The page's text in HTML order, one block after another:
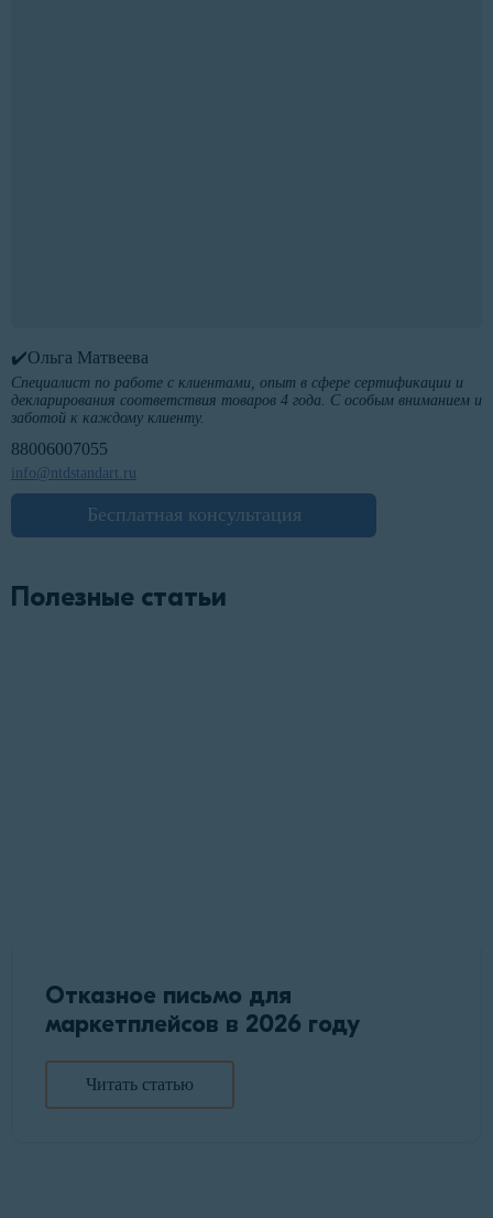
✔️Ольга Матвеева
Специалист по работе с клиентами, опыт в сфере сертификации и
декларирования соответствия товаров 4 года. С особым вниманием и
заботой к каждому клиенту.
88006007055
info@ntdstandart.ru
Бесплатная консультация
Полезные статьи
Отказное письмо для
маркетплейсов в 2026 году
Читать статью